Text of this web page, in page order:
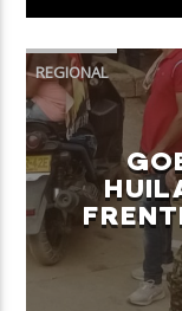
TÍTULO
ARTISTA
Neiva Estereo
REGIONAL